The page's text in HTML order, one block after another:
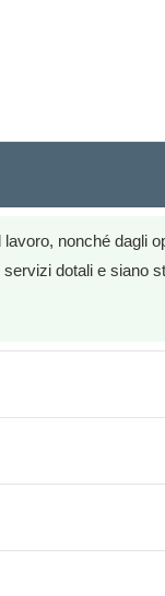
nonché
dotali e